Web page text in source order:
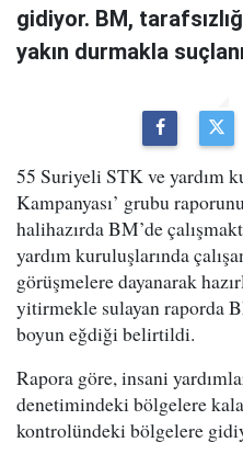
gidiyor. BM,
yakın durmakla
55 Suriyeli STK ve yardım
Kampanyası’ grubu
halihazırda BM’de
yardım kuruluşlarında
görüşmelere dayanarak
yitirmekle sulayan raporda
boyun eğdiği belirtildi.
Rapora göre, insani
denetimindeki bölgelere
kontrolündeki bölgelere